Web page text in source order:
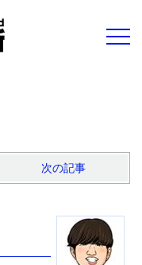
次の記事